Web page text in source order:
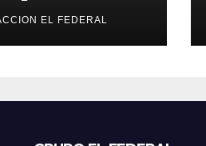
con
para el
EL FEDERAL